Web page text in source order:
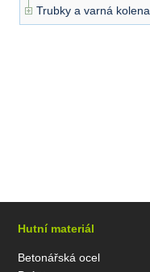
Trubky a varná kolena
Hutní materiál
Betonářská ocel